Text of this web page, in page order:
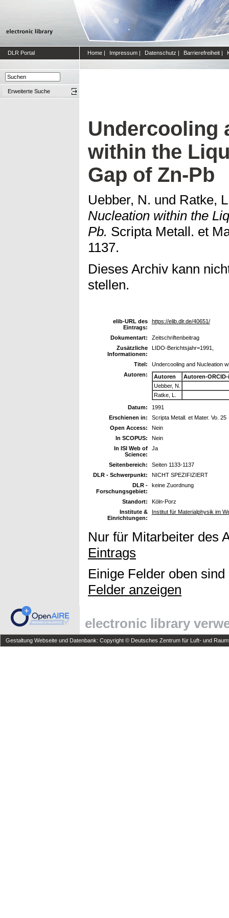
DLR Portal Home | Impressum | Datenschutz | Barrierefreiheit |
Erweiterte Suche
Undercooling
within the
Gap of Zn-Pb
Uebber, N. und Ratke,
Nucleation within the
Pb. Scripta Metall. et
1137.
Dieses Archiv kann
stellen.
elib-URL des
Eintrags:
https://elib.dlr.de/40651/
Dokumentart:
Zeitschriftenbeitrag
Zusätzliche
Informationen:
LIDO-Berichtsjahr=1991,
Titel:
Undercooling and Nucleation
Autoren:
Autoren
Autoren-ORCID-
Uebber, N.
Ratke, L.
Datum:
1991
Erschienen in:
Scripta Metall. et Mater. Vo. 25
Open Access:
Nein
In SCOPUS:
Nein
In ISI Web of
Science:
Ja
Seitenbereich:
Seiten 1133-1137
DLR - Schwerpunkt:
NICHT SPEZIFIZIERT
DLR -
Forschungsgebiet:
keine Zuordnung
Standort:
Köln-Porz
Institute &
Einrichtungen:
Institut für Materialphysik im
Nur für Mitarbeiter des
Eintrags
Einige Felder oben
Felder anzeigen
electronic library
Gestaltung Webseite und Datenbank: Copyright © Deutsches Zentrum für Luft- und